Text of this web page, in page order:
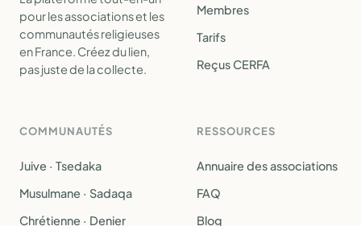
pour les associations et les
communautés religieuses
en France. Créez du lien,
pas juste de la collecte.
Membres
Tarifs
Reçus CERFA
COMMUNAUTÉS
Juive · Tsedaka
Musulmane · Sadaqa
Chrétienne · Denier
RESSOURCES
Annuaire des associations
FAQ
Blog